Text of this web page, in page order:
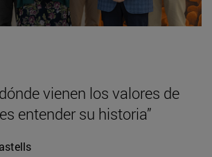
vienen los valores de
entender su historia”